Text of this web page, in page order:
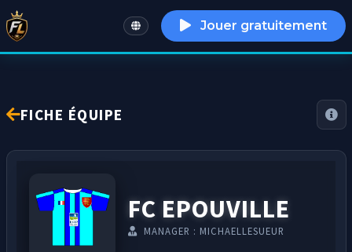
English Jouer gratuitement
FICHE ÉQUIPE
FC EPOUVILLE
MANAGER : MICHAELLESUEUR